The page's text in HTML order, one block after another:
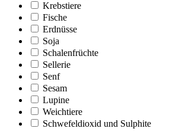
Krebstiere
Fische
Erdnüsse
Soja
Schalenfrüchte
Sellerie
Senf
Sesam
Lupine
Weichtiere
Schwefeldioxid und Sulphite